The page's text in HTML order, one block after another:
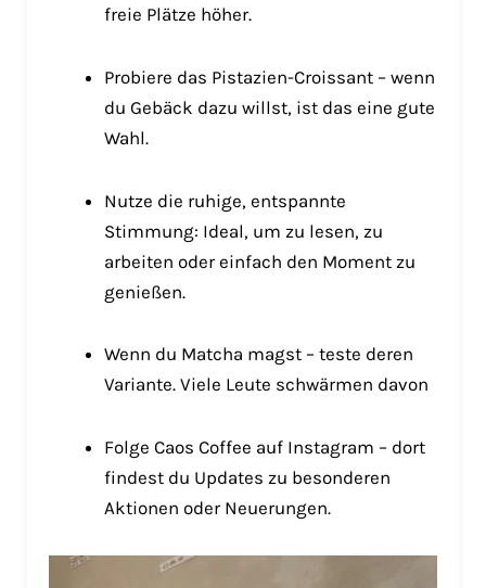
freie Plätze höher.
Probiere das Pistazien-Croissant – wenn
du Gebäck dazu willst, ist das eine gute
Wahl.
Nutze die ruhige, entspannte
Stimmung: Ideal, um zu lesen, zu
arbeiten oder einfach den Moment zu
genießen.
Wenn du Matcha magst – teste deren
Variante. Viele Leute schwärmen davon
Folge Caos Coffee auf Instagram – dort
findest du Updates zu besonderen
Aktionen oder Neuerungen.